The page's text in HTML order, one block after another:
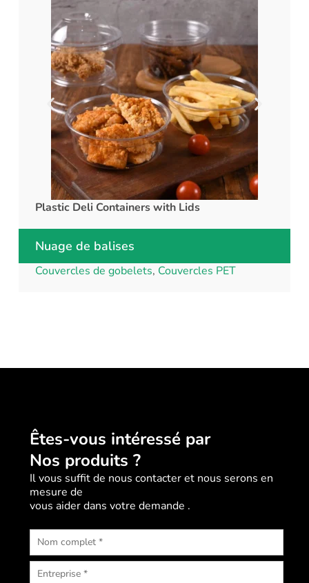
Plastic Deli Containers with Lids
Nuage de balises
Couvercles de gobelets, Couvercles PET
Êtes-vous intéressé par
Nos produits ?
Il vous suffit de nous contacter et nous serons en
mesure de
vous aider dans votre demande .